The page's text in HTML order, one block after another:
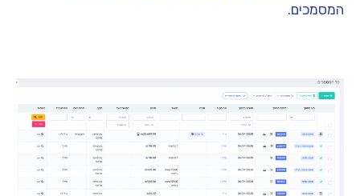
המסמכים.